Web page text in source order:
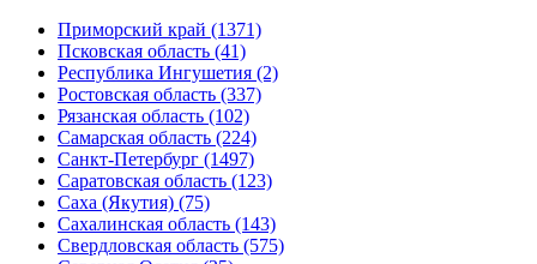
Приморский край (1371)
Псковская область (41)
Республика Ингушетия (2)
Ростовская область (337)
Рязанская область (102)
Самарская область (224)
Санкт-Петербург (1497)
Саратовская область (123)
Саха (Якутия) (75)
Сахалинская область (143)
Свердловская область (575)